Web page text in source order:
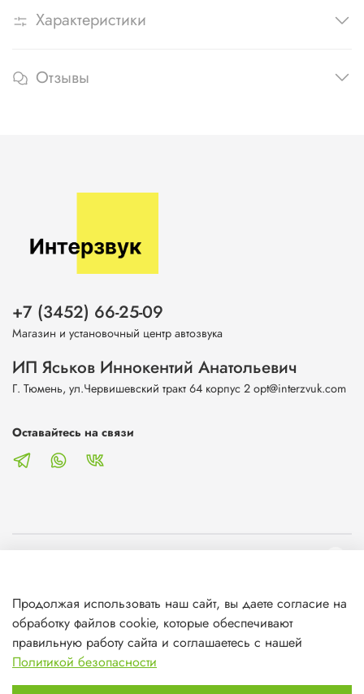
Характеристики
Отзывы
Клиентам
Информация
+7 (3452) 66-25-09
Магазин и установочный центр автозвука
ИП Яськов Иннокентий Анатольевич
Г. Тюмень, ул.Червишевский тракт 64 корпус 2 opt@interzvuk.com
Оставайтесь на связи
Продолжая использовать наш сайт, вы даете согласие на
обработку файлов cookie, которые обеспечивают
правильную работу сайта и соглашаетесь с нашей
Политикой безопасности